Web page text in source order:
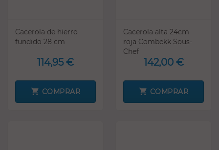
Cacerola de hierro
fundido 28 cm
114,95 €
COMPRAR
Cacerola alta 24cm
roja Combekk Sous-
Chef
142,00 €
COMPRAR